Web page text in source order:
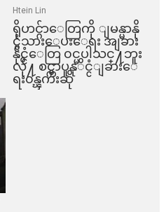
Htein Lin
ရိုဟင္ဂ်ာေတြကို ျမန္မာနို
င္ငံသားေပးေရး အျခား
နိုင္ငံေတြ ၀င္မပါသင္႔ဘူး
လို႔ စင္ကာပူနုိင္ငံျခားေ
ရး၀န္ၾကီးဆို